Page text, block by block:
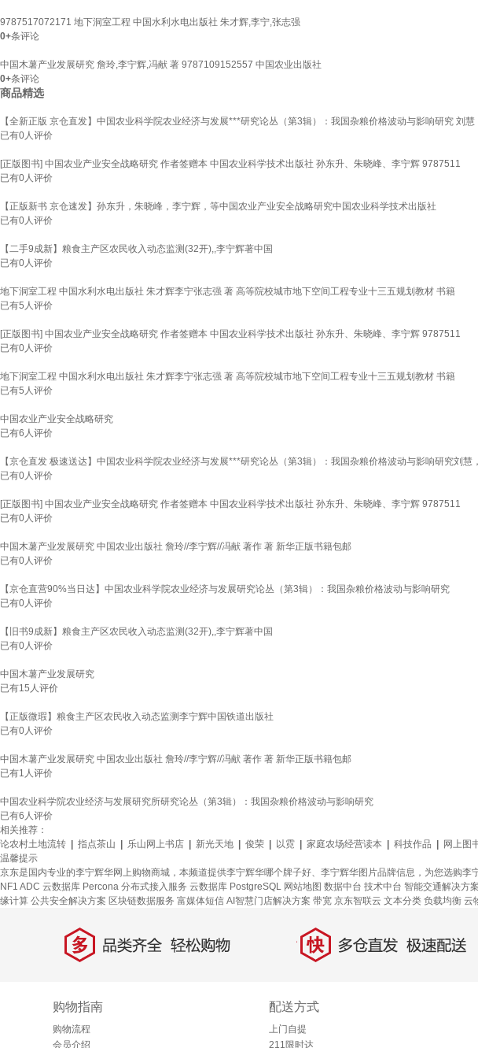
9787517072171 地下洞室工程 中国水利水电出版社 朱才辉,李宁,张志强
0+条评论
中国木薯产业发展研究 詹玲,李宁辉,冯献 著 9787109152557 中国农业出版社
0+条评论
商品精选
【全新正版 京仓直发】中国农业科学院农业经济与发展***研究论丛（第3辑）：我国杂粮价格波动与影响研究 刘
已有0人评价
[正版图书] 中国农业产业安全战略研究 作者签赠本 中国农业科学技术出版社 孙东升、朱晓峰、李宁辉 9787511
已有0人评价
【正版新书 京仓速发】孙东升，朱晓峰，李宁辉，等中国农业产业安全战略研究中国农业科学技术出版社
已有0人评价
【二手9成新】粮食主产区农民收入动态监测(32开),,李宁辉著中国
已有0人评价
地下洞室工程 中国水利水电出版社 朱才辉李宁张志强 著 高等院校城市地下空间工程专业十三五规划教材 书籍
已有5 人评价
[正版图书] 中国农业产业安全战略研究 作者签赠本 中国农业科学技术出版社 孙东升、朱晓峰、李宁辉 9787511
已有0人评价
地下洞室工程 中国水利水电出版社 朱才辉李宁张志强 著 高等院校城市地下空间工程专业十三五规划教材 书籍
已有5 人评价
中国农业产业安全战略研究
已有6 人评价
【京仓直发 极速送达】中国农业科学院农业经济与发展***研究论丛（第3辑）：我国杂粮价格波动与影响研究刘
已有0人评价
[正版图书] 中国农业产业安全战略研究 作者签赠本 中国农业科学技术出版社 孙东升、朱晓峰、李宁辉 9787511
已有0人评价
中国木薯产业发展研究 中国农业出版社 詹玲//李宁辉//冯献 著作 著 新华正版书籍包邮
已有0人评价
【京仓直营90%当日达】中国农业科学院农业经济与发展研究论丛（第3辑）：我国杂粮价格波动与影响研究
已有0人评价
【旧书9成新】粮食主产区农民收入动态监测(32开),,李宁辉著中国
已有0人评价
中国木薯产业发展研究
已有15 人评价
【正版微瑕】粮食主产区农民收入动态监测李宁辉中国铁道出版社
已有0人评价
中国木薯产业发展研究 中国农业出版社 詹玲//李宁辉//冯献 著作 著 新华正版书籍包邮
已有1 人评价
中国农业科学院农业经济与发展研究所研究论丛（第3辑）：我国杂粮价格波动与影响研究
已有6 人评价
相关推荐：
论农村土地流转
指点茶山 乐山网上书店 新光天地 俊荣 以霓 家庭农场经营读本 科技作品 网上图
温馨提示
京东是国内专业的李宁辉华网上购物商城，本频道提供李宁辉华哪个牌子好、李宁辉华图片品牌信息，为您选购
NF1 ADC 云数据库 Percona 分布式接入服务 云数据库 PostgreSQL 网站地图 数据中台 技术中台 智能交通解决方案
缘计算 公共安全解决方案 区块链数据服务 富媒体短信 AI智慧门店解决方案 带宽 京东智联云 文本分类 负载均衡 云
多 品类齐全，轻松购物 快 多仓直发，极速配送
购物指南
购物流程
会员介绍
配送方式
上门自提
211限时达